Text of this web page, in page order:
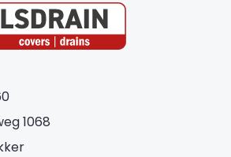
1068